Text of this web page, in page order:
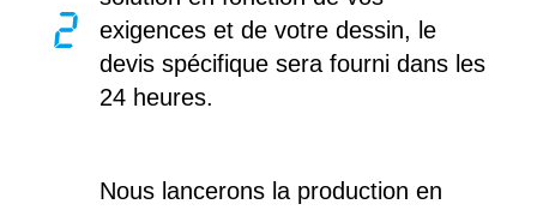
exigences et de votre dessin, le
devis spécifique sera fourni dans les
24 heures.
Nous lancerons la production en